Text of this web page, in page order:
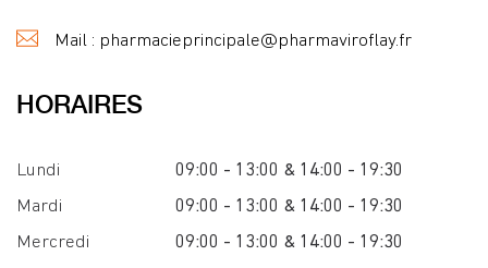
Mail : pharmacieprincipale@pharmaviroflay.fr
HORAIRES
Lundi
09:00 - 13:00 & 14:00 - 19:30
Mardi
09:00 - 13:00 & 14:00 - 19:30
Mercredi
09:00 - 13:00 & 14:00 - 19:30